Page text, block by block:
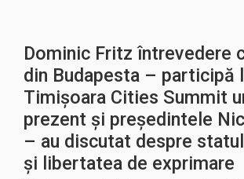
Dominic Fritz întrevedere
din Budapesta – participă
Timișoara Cities Summit
prezent și președintele
– au discutat despre
și libertatea de exprimare